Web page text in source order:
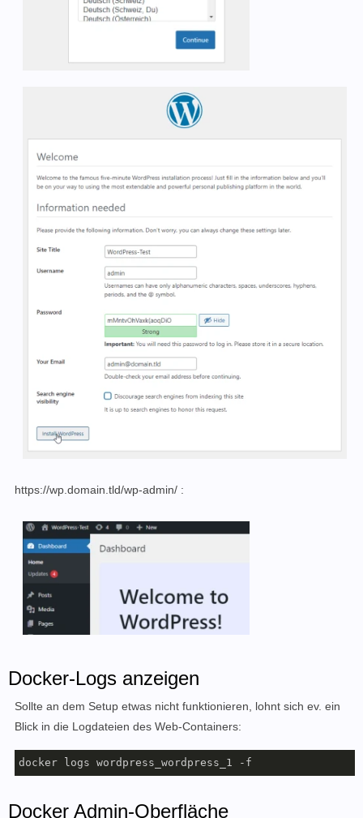
https://wp.domain.tld/wp-admin/ :
Docker-Logs anzeigen
Sollte an dem Setup etwas nicht funktionieren, lohnt sich ev. ein
Blick in die Logdateien des Web-Containers:
docker logs wordpress_wordpress_1 -f
Docker Admin-Oberfläche